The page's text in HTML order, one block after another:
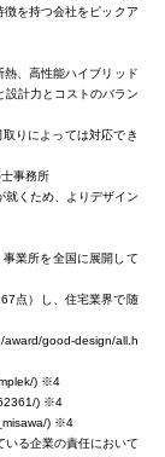
を持つ会社をピックア
、高性能ハイブリッド
設計力とコストのバラン
りによっては対応でき
事務所
就くため、よりデザイン
業所を全国に展開して
点）し、住宅業界で随
award/good-design/all.h
) ※4
) ※4
) ※4
る企業の責任において